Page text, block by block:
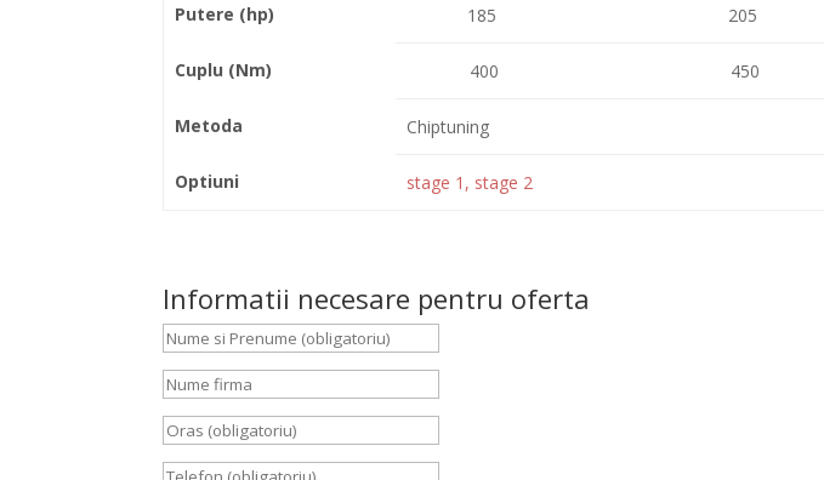
Putere (hp) 185 205
Cuplu (Nm) 400 450
Metoda Chiptuning
Optiuni stage 1, stage 2
Informatii necesare pentru oferta